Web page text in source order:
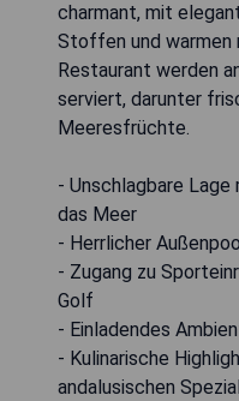
charmant, mit
Stoffen und warmen
Restaurant werden
serviert, darunter
Meeresfrüchte.
- Unschlagbare
das Meer
- Herrlicher
- Zugang zu
Golf
- Einladendes
- Kulinarische
andalusischen